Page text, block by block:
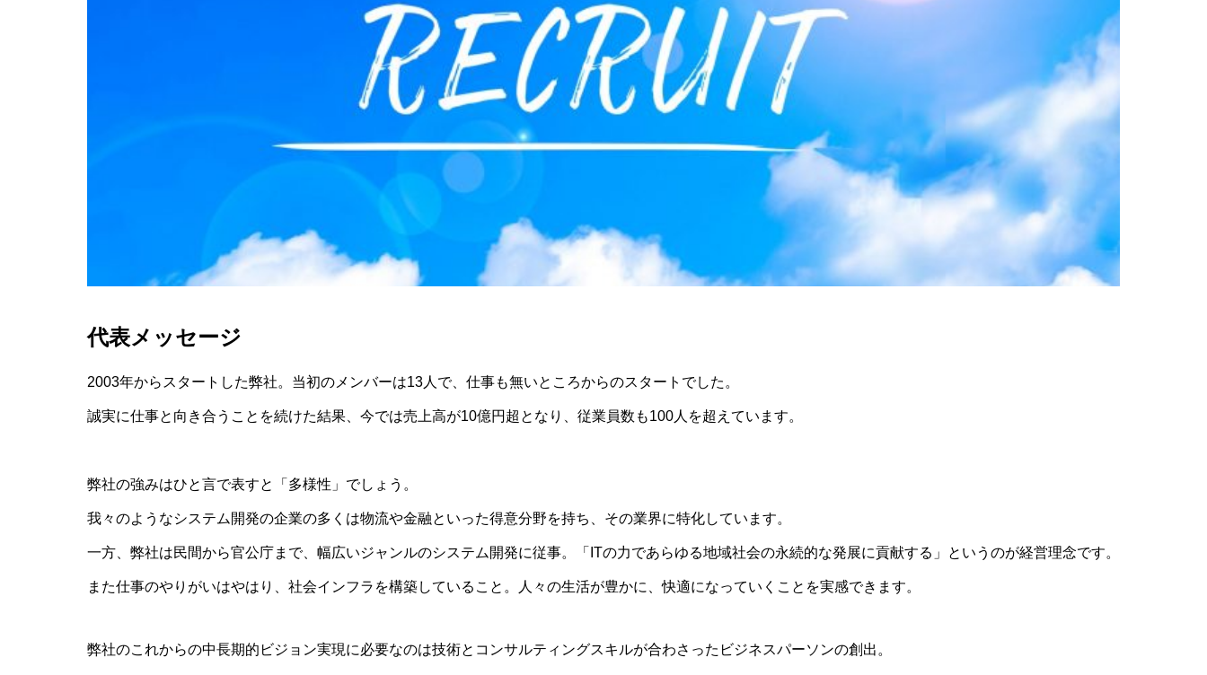
代表メッセージ
2003年からスタートした弊社。当初のメンバーは13人で、仕事も無いところからのスタートでした。
誠実に仕事と向き合うことを続けた結果、今では売上高が10億円超となり、従業員数も100人を超えています。
弊社の強みはひと言で表すと「多様性」でしょう。
我々のようなシステム開発の企業の多くは物流や金融といった得意分野を持ち、その業界に特化しています。
一方、弊社は民間から官公庁まで、幅広いジャンルのシステム開発に従事。「ITの力であらゆる地域社会の永続的な発展に貢献する」というのが経営理念です。
また仕事のやりがいはやはり、社会インフラを構築していること。人々の生活が豊かに、快適になっていくことを実感できます。
弊社のこれからの中長期的ビジョン実現に必要なのは技術とコンサルティングスキルが合わさったビジネスパーソンの創出。